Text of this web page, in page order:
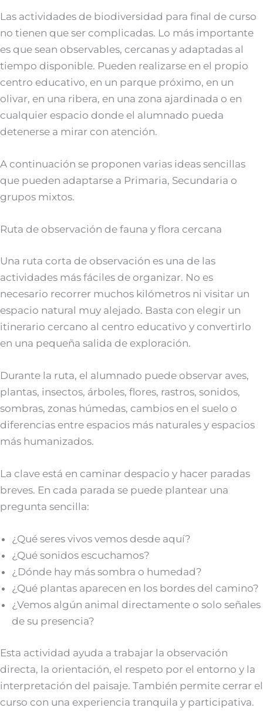
Las actividades de biodiversidad para final de curso
no tienen que ser complicadas. Lo más importante
es que sean observables, cercanas y adaptadas al
tiempo disponible. Pueden realizarse en el propio
centro educativo, en un parque próximo, en un
olivar, en una ribera, en una zona ajardinada o en
cualquier espacio donde el alumnado pueda
detenerse a mirar con atención.
A continuación se proponen varias ideas sencillas
que pueden adaptarse a Primaria, Secundaria o
grupos mixtos.
Ruta de observación de fauna y flora cercana
Una ruta corta de observación es una de las
actividades más fáciles de organizar. No es
necesario recorrer muchos kilómetros ni visitar un
espacio natural muy alejado. Basta con elegir un
itinerario cercano al centro educativo y convertirlo
en una pequeña salida de exploración.
Durante la ruta, el alumnado puede observar aves,
plantas, insectos, árboles, flores, rastros, sonidos,
sombras, zonas húmedas, cambios en el suelo o
diferencias entre espacios más naturales y espacios
más humanizados.
La clave está en caminar despacio y hacer paradas
breves. En cada parada se puede plantear una
pregunta sencilla:
¿Qué seres vivos vemos desde aquí?
¿Qué sonidos escuchamos?
¿Dónde hay más sombra o humedad?
¿Qué plantas aparecen en los bordes del camino?
¿Vemos algún animal directamente o solo señales
de su presencia?
Esta actividad ayuda a trabajar la observación
directa, la orientación, el respeto por el entorno y la
interpretación del paisaje. También permite cerrar el
curso con una experiencia tranquila y participativa.